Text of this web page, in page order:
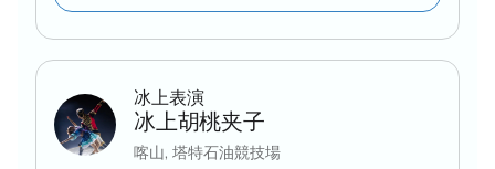
冰上表演
冰上胡桃夹子
喀山, 塔特石油競技場